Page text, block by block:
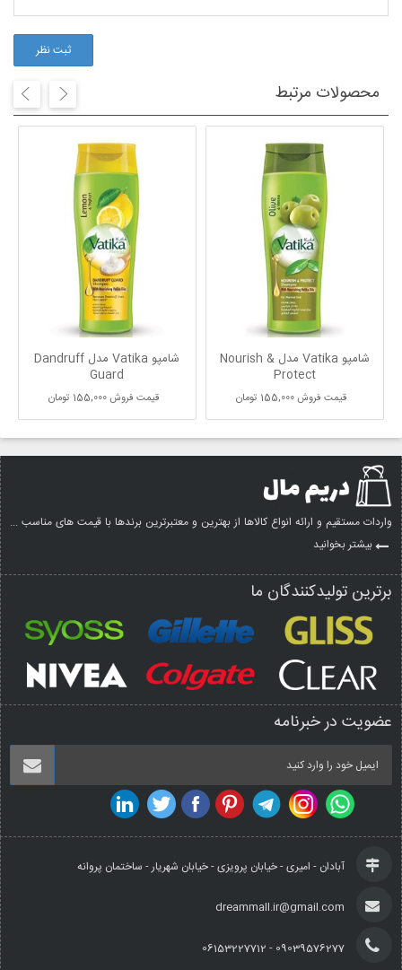
ثبت نظر
محصولات مرتبط
شامپو Vatika مدل Dandruff
Guard
قیمت فروش155,000 تومان
شامپو Vatika مدل Nourish &
Protect
قیمت فروش155,000 تومان
واردات مستقیم و ارائه انواع کالاها از بهترین و معتبرترین برندها با قیمت های مناسب ...
بیشتر بخوانید
برترین تولیدکنندگان ما
عضویت در خبرنامه
آبادان - امیری - خیابان پرویزی - خیابان شهریار - ساختمان پروانه
dreammall.ir@gmail.com
09039576277 - 06153227712